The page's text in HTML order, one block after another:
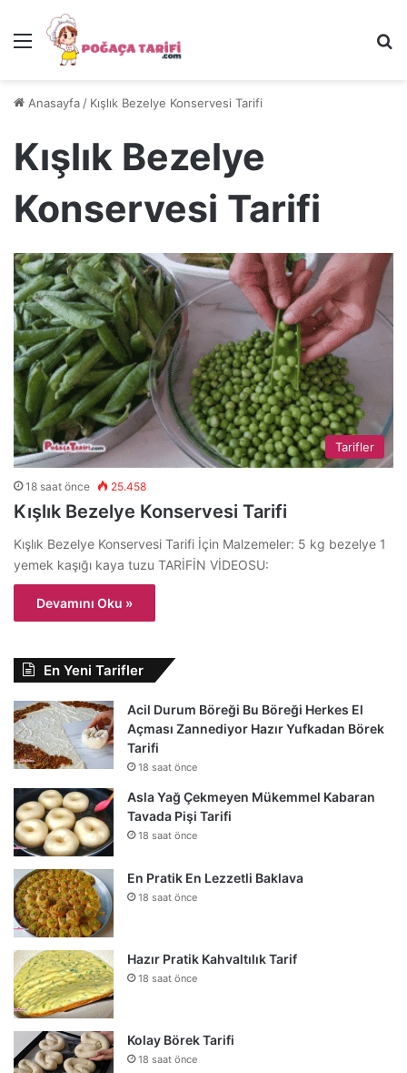
Menü
Anasayfa / Kışlık Bezelye Konservesi Tarifi
Kışlık Bezelye
Konservesi Tarifi
Tarifler
18 saat önce 25.458
Kışlık Bezelye Konservesi Tarifi
Kışlık Bezelye Konservesi Tarifi İçin Malzemeler: 5 kg bezelye 1
yemek kaşığı kaya tuzu TARİFİN VİDEOSU:
Devamını Oku »
En Yeni Tarifler
Acil Durum Böreği Bu Böreği Herkes El
Açması Zannediyor Hazır Yufkadan Börek
Tarifi
18 saat önce
Asla Yağ Çekmeyen Mükemmel Kabaran
Tavada Pişi Tarifi
18 saat önce
En Pratik En Lezzetli Baklava
18 saat önce
Hazır Pratik Kahvaltılık Tarif
18 saat önce
Kolay Börek Tarifi
18 saat önce